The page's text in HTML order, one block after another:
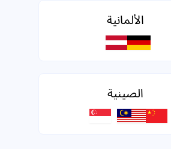
الألمانية
الصينية